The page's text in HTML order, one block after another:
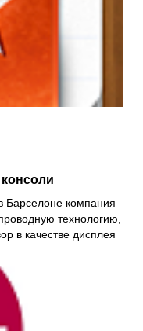
Барселоне компания
технологию,
в качестве дисплея